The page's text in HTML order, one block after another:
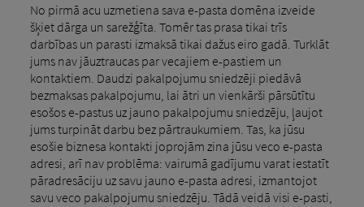
No pirmā acu uzmetiena sava e-pasta domēna izveide
šķiet dārga un sarežģīta. Tomēr tas prasa tikai trīs
darbības un parasti izmaksā tikai dažus eiro gadā. Turklāt
jums nav jāuztraucas par vecajiem e-pastiem un
kontaktiem. Daudzi pakalpojumu sniedzēji piedāvā
bezmaksas pakalpojumu, lai ātri un vienkārši pārsūtītu
esošos e-pastus uz jauno pakalpojumu sniedzēju, ļaujot
jums turpināt darbu bez pārtraukumiem. Tas, ka jūsu
esošie biznesa kontakti joprojām zina jūsu veco e-pasta
adresi, arī nav problēma: vairumā gadījumu varat iestatīt
pāradresāciju uz savu jauno e-pasta adresi, izmantojot
savu veco pakalpojumu sniedzēju. Tādā veidā visi e-pasti,